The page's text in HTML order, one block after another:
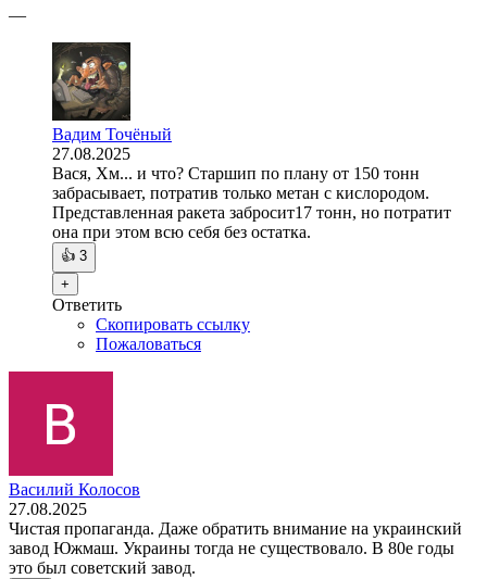
—
Вадим Точёный
27.08.2025
Вася, Хм... и что? Старшип по плану от 150 тонн
забрасывает, потратив только метан с кислородом.
Представленная ракета забросит17 тонн, но потратит
она при этом всю себя без остатка.
👍 3
+
Ответить
Скопировать ссылку
Пожаловаться
Василий Колосов
27.08.2025
Чистая пропаганда. Даже обратить внимание на украинский
завод Южмаш. Украины тогда не существовало. В 80е годы
это был советский завод.